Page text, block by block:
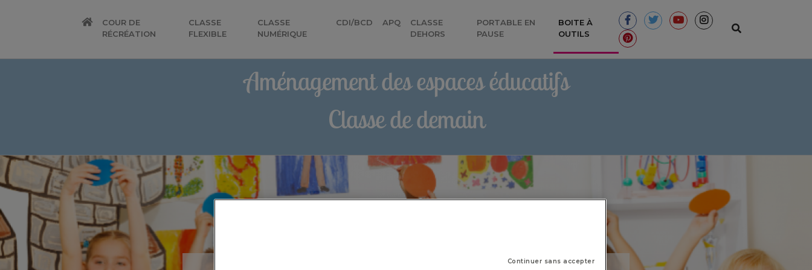
COUR DE
RÉCRÉATION
CLASSE
FLEXIBLE
CLASSE
NUMÉRIQUE
CDI/BCD APQ
CLASSE
DEHORS
PORTABLE EN
PAUSE
BOITE À
OUTILS (CURRENT)
Aménagement des espaces éducatifs
Classe de demain
Continuer sans accepter